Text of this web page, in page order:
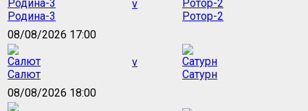
Родина-3
v
Ротор-2
08/08/2026 17:00
Салют
v
Сатурн
08/08/2026 18:00